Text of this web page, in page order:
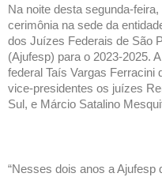
Na noite desta segunda-
cerimônia na sede da
dos Juízes Federais de São
(Ajufesp) para o 2023-2025.
federal Taís Vargas Ferracini
vice-presidentes os juízes
Sul, e Márcio Satalino
“Nesses dois anos a